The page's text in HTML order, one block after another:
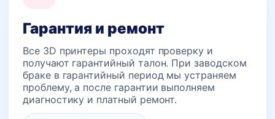
Гарантия и ремонт
Все 3D принтеры проходят проверку и
получают гарантийный талон. При заводском
браке в гарантийный период мы устраняем
проблему, а после гарантии выполняем
диагностику и платный ремонт.